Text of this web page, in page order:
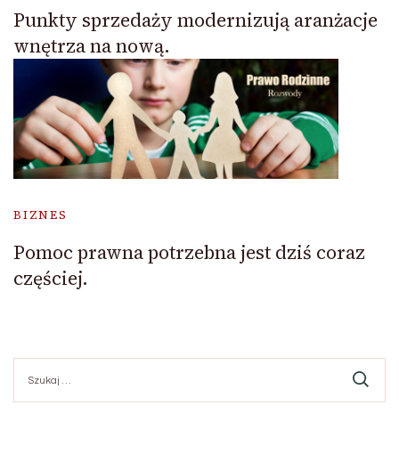
Punkty sprzedaży modernizują aranżacje
wnętrza na nową.
BIZNES
Pomoc prawna potrzebna jest dziś coraz
częściej.